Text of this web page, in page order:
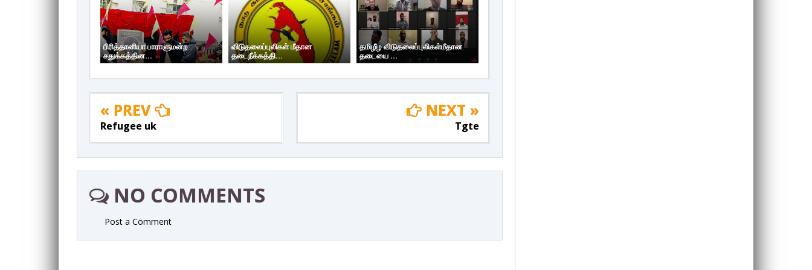
பிரித்தானியா பாராளுமன்ற
சதுக்கத்தின...
விடுதலைப்புலிகள் மீதான
தடைநீக்கத்தி...
தமிழீழ விடுதலைப்புலிகள்மீதான
தடையை ...
« PREV
Refugee uk
NEXT »
Tgte
NO COMMENTS
Post a Comment